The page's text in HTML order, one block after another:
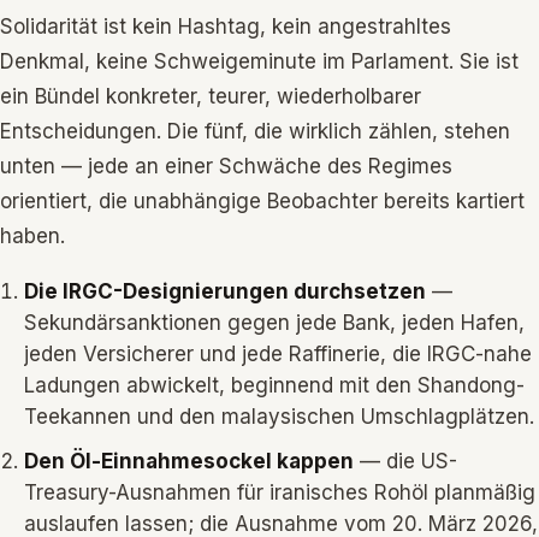
Solidarität ist kein Hashtag, kein angestrahltes
Denkmal, keine Schweigeminute im Parlament. Sie ist
ein Bündel konkreter, teurer, wiederholbarer
Entscheidungen. Die fünf, die wirklich zählen, stehen
unten — jede an einer Schwäche des Regimes
orientiert, die unabhängige Beobachter bereits kartiert
haben.
Die IRGC-Designierungen durchsetzen —
Sekundärsanktionen gegen jede Bank, jeden Hafen,
jeden Versicherer und jede Raffinerie, die IRGC-nahe
Ladungen abwickelt, beginnend mit den Shandong-
Teekannen und den malaysischen Umschlagplätzen.
Den Öl-Einnahmesockel kappen — die US-
Treasury-Ausnahmen für iranisches Rohöl planmäßig
auslaufen lassen; die Ausnahme vom 20. März 2026,